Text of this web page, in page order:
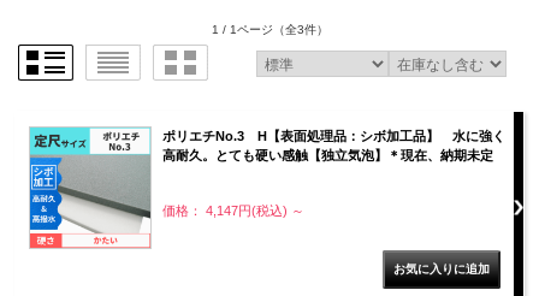
1 / 1ページ （全3件）
ポリエチNo.3 H【表面処理品：シボ加工品】 水に強く
高耐久。とても硬い感触【独立気泡】＊現在、納期未定
価格： 4,147円(税込) ～